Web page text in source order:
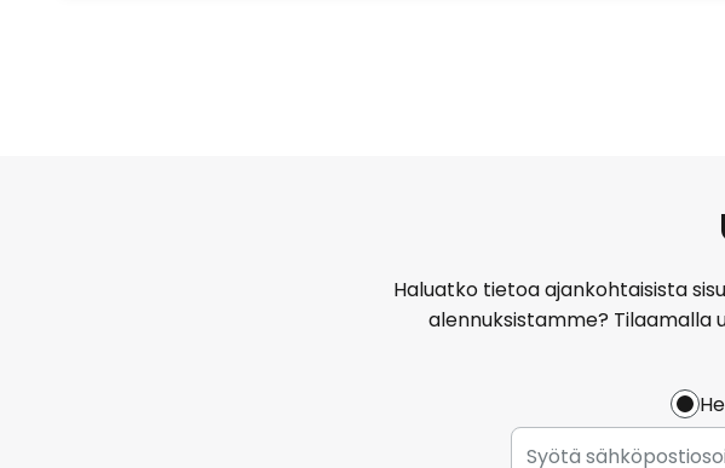
Haluatko tietoa ajankohtaisista
alennuksistamme? Tilaamalla